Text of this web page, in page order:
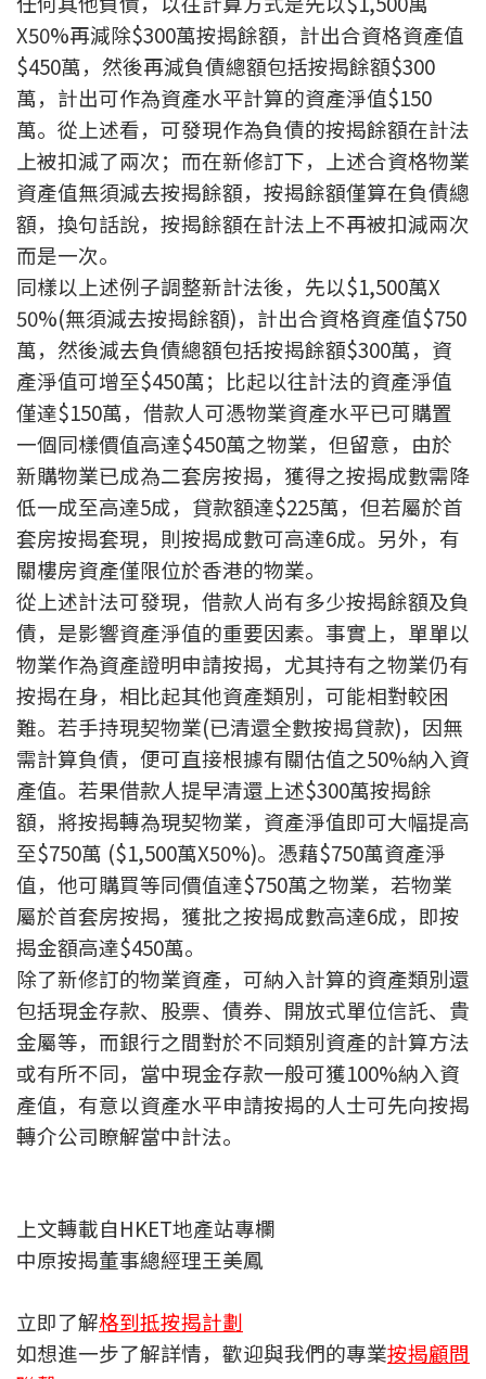
下載中心
按揭全面睇
新聞/研究
公司動態
按市新聞
統計數據庫
按揭快趣智識
按揭智庫
樓按專欄
按揭百科
實時銀行資訊
裝修·保險優惠
免費裝修轉介服務
裝修設計專欄
火險、家居、寵物保險
保險資訊專欄
聯絡我們
聯絡方法
網上申請按揭轉介
條款及細則
私隱政策
本網頁所提供資料僅作參考用途。
若因錯漏而引致任何不便或損失，中原按揭概不負責。
中原地產 | 網上搵樓 |
中原工商舖
© 2026 中原按揭經紀有限公司 Centaline Mortgage Broker Limited 版權所有
X50%再減除$300萬按揭餘額，計出合資格資產值
$450萬，然後再減負債總額包括按揭餘額$300
萬，計出可作為資產水平計算的資產淨值$150
萬。從上述看，可發現作為負債的按揭餘額在計法
上被扣減了兩次；而在新修訂下，上述合資格物業
資產值無須減去按揭餘額，按揭餘額僅算在負債總
額，換句話說，按揭餘額在計法上不再被扣減兩次
而是一次。
同樣以上述例子調整新計法後，先以$1,500萬X
50%(無須減去按揭餘額)，計出合資格資產值$750
萬，然後減去負債總額包括按揭餘額$300萬，資
產淨值可增至$450萬；比起以往計法的資產淨值
僅達$150萬，借款人可憑物業資產水平已可購置
一個同樣價值高達$450萬之物業，但留意，由於
新購物業已成為二套房按揭，獲得之按揭成數需降
低一成至高達5成，貸款額達$225萬，但若屬於首
套房按揭套現，則按揭成數可高達6成。另外，有
關樓房資產僅限位於香港的物業。
從上述計法可發現，借款人尚有多少按揭餘額及負
債，是影響資產淨值的重要因素。事實上，單單以
物業作為資產證明申請按揭，尤其持有之物業仍有
按揭在身，相比起其他資產類別，可能相對較困
難。若手持現契物業(已清還全數按揭貸款)，因無
需計算負債，便可直接根據有關估值之50%納入資
產值。若果借款人提早清還上述$300萬按揭餘
額，將按揭轉為現契物業，資產淨值即可大幅提高
至$750萬 ($1,500萬X50%)。憑藉$750萬資產淨
值，他可購買等同價值達$750萬之物業，若物業
屬於首套房按揭，獲批之按揭成數高達6成，即按
揭金額高達$450萬。
除了新修訂的物業資產，可納入計算的資產類別還
包括現金存款、股票、債券、開放式單位信託、貴
金屬等，而銀行之間對於不同類別資產的計算方法
或有所不同，當中現金存款一般可獲100%納入資
產值，有意以資產水平申請按揭的人士可先向按揭
轉介公司瞭解當中計法。
上文轉載自HKET地產站專欄
中原按揭董事總經理王美鳳
立即了解格到抵按揭計劃
如想進一步了解詳情，歡迎與我們的專業按揭顧問